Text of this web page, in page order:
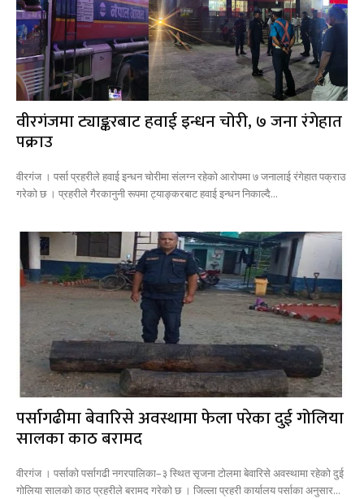
वीरगंजमा ट्याङ्करबाट हवाई इन्धन चोरी, ७ जना रंगेहात
पक्राउ
वीरगंज । पर्सा प्रहरीले हवाई इन्धन चोरीमा संलग्न रहेको आरोपमा ७ जनालाई रंगेहात पक्राउ
गरेको छ । प्रहरीले गैरकानुनी रूपमा ट्याङ्करबाट हवाई इन्धन निकाल्दै...
पर्सागढीमा बेवारिसे अवस्थामा फेला परेका दुई गोलिया
सालका काठ बरामद
वीरगंज । पर्साको पर्सागढी नगरपालिका–३ स्थित सृजना टोलमा बेवारिसे अवस्थामा रहेको दुई
गोलिया सालको काठ प्रहरीले बरामद गरेको छ । जिल्ला प्रहरी कार्यालय पर्साका अनुसार...